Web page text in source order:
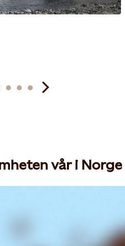
vår i Norge